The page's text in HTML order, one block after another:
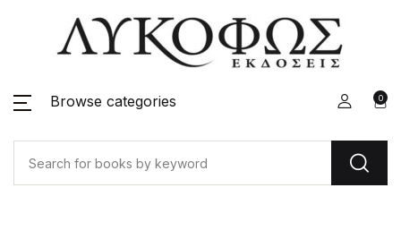
Browse categories 0